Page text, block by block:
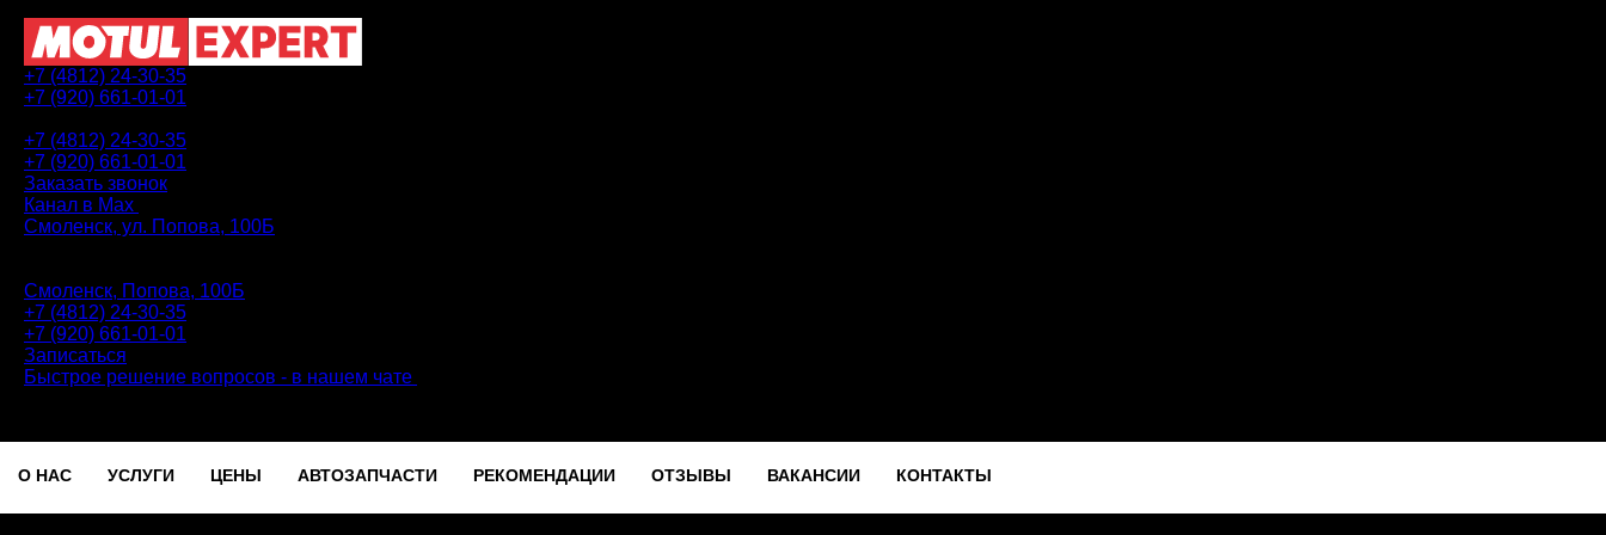
+7 (4812) 24-30-35
+7 (920) 661-01-01
+7 (4812) 24-30-35
+7 (920) 661-01-01
Заказать звонок
Канал в Max
Смоленск, ул. Попова, 100Б
Смоленск, Попова, 100Б
+7 (4812) 24-30-35
+7 (920) 661-01-01
Записаться
Быстрое решение вопросов - в нашем чате
О НАС УСЛУГИ ЦЕНЫ АВТОЗАПЧАСТИ РЕКОМЕНДАЦИИ ОТЗЫВЫ ВАКАНСИИ КОНТАКТЫ